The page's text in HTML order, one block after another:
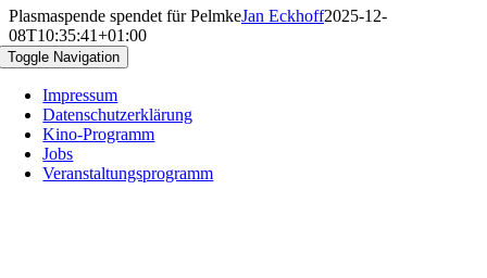
Plasmaspende spendet für PelmkeJan Eckhoff2025-12-
08T10:35:41+01:00
Toggle Navigation
Impressum
Datenschutzerklärung
Kino-Programm
Jobs
Veranstaltungsprogramm